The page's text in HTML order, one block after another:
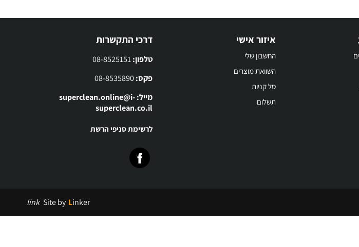
איזור אישי
החשבון שלי
השוואת מוצרים
סל קניות
תשלום
דרכי התקשרות
טלפון:
פקס:08-8535890
מייל: superclean.online@i-
superclean.co.il
לרשימת סניפי הרשת
link Site by Linker